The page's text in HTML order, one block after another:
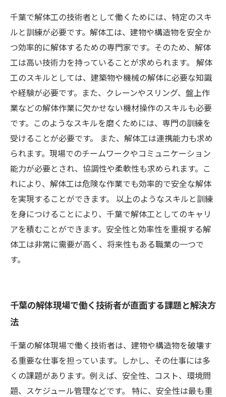
千葉で解体工の技術者として働くためには、特定のスキ
ルと訓練が必要です。解体工は、建物や構造物を安全か
つ効率的に解体するための専門家です。そのため、解体
工は高い技術力を持っていることが求められます。 解体
工のスキルとしては、建築物や機械の解体に必要な知識
や経験が必要です。また、クレーンやスリング、盤上作
業などの解体作業に欠かせない機材操作のスキルも必要
です。このようなスキルを磨くためには、専門の訓練を
受けることが必要です。 また、解体工は連携能力も求め
られます。現場でのチームワークやコミュニケーション
能力が必要とされ、協調性や柔軟性も求められます。こ
れにより、解体工は危険な作業でも効率的で安全な解体
を実現することができます。 以上のようなスキルと訓練
を身につけることにより、千葉で解体工としてのキャリ
アを積むことができます。安全性と効率性を重視する解
体工は非常に需要が高く、将来性もある職業の一つで
す。
千葉の解体現場で働く技術者が直面する課題と解決方
法
千葉の解体現場で働く技術者は、建物や構造物を破壊す
る重要な仕事を担っています。しかし、その仕事には多
くの課題があります。例えば、安全性、コスト、環境問
題、スケジュール管理などです。 特に、安全性は最も重